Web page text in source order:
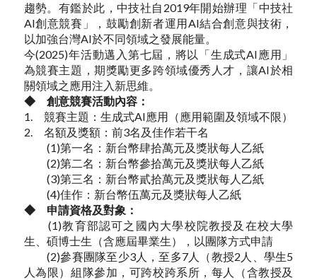
趨勢。有鑑於此，中技社自2019年開始辦理「中技社
AI創意競賽」，鼓勵創新者運用AI結合創意與技術，
以加強台灣AI於不同領域之發展能量。
今(2025)年活動邁入第七屆，將以「生成式AI應用」
為競賽主題，期獎勵更多跨領域優秀人才，讓AI於相
關領域之應用注入新思維。
◆ 創意競賽活動內容：
1. 競賽主題：生成式AI應用（應用範圍及領域不限）
2. 名額及獎額：前3名及佳作若干名
(1)第一名：新台幣肆拾萬元及獎狀每人乙紙
(2)第二名：新台幣參拾萬元及獎狀每人乙紙
(3)第三名：新台幣貳拾萬元及獎狀每人乙紙
(4)佳作：新台幣伍萬元及獎狀每人乙紙
◆ 申請資格及對象：
(1)教育部認可之國內大學校院教授及在校大學
生、碩博士生（含應屆畢業生），以團隊方式申請
(2)參賽團隊至少3人，至多7人（教授2人、學生5
人為限）組隊參加，可跨校跨系所，每人（含教授及